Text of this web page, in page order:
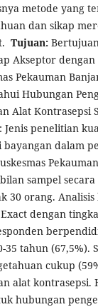
metode yang
dan sikap
Tujuan:
Akseptor
Pekauman
Hubungan
Alat Kontrasepsi
: Jenis penelitian
bayangan dalam
sampel
30 orang.
Exact dengan
35 tahun (67,5%).
cukup
alat kontrasepsi.
hubungan